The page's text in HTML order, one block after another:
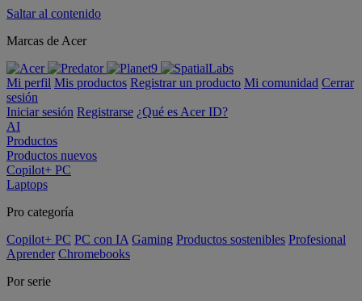
Saltar al contenido
Marcas de Acer
Mi perfil Mis productos Registrar un producto Mi comunidad Cerrar
sesión
Iniciar sesión Registrarse ¿Qué es Acer ID?
AI
Productos
Productos nuevos
Copilot+ PC
Laptops
Pro categoría
Copilot+ PC PC con IA Gaming Productos sostenibles Profesional
Aprender Chromebooks
Por serie